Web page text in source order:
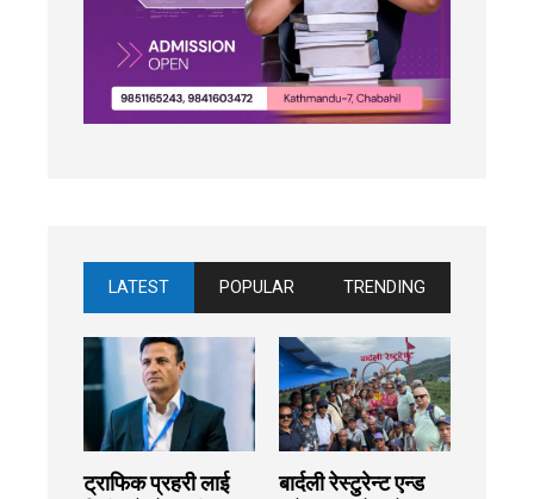
LATEST POPULAR TRENDING
ट्राफिक प्रहरी लाई
बार्दली रेस्टुरेन्ट एन्ड